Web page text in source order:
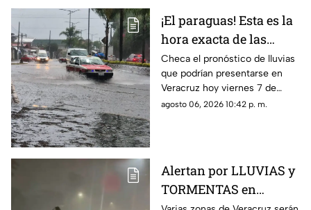
¡El paraguas! Esta es la
hora exacta de las
lluvias en el estado de
Veracruz hoy 7 de
agosto de 2026
Checa el pronóstico de lluvias
que podrían presentarse en
Veracruz hoy viernes 7 de
agosto de 2026, así como la
agosto 06, 2026 10:42 p. m.
Alertan por LLUVIAS y
TORMENTAS en